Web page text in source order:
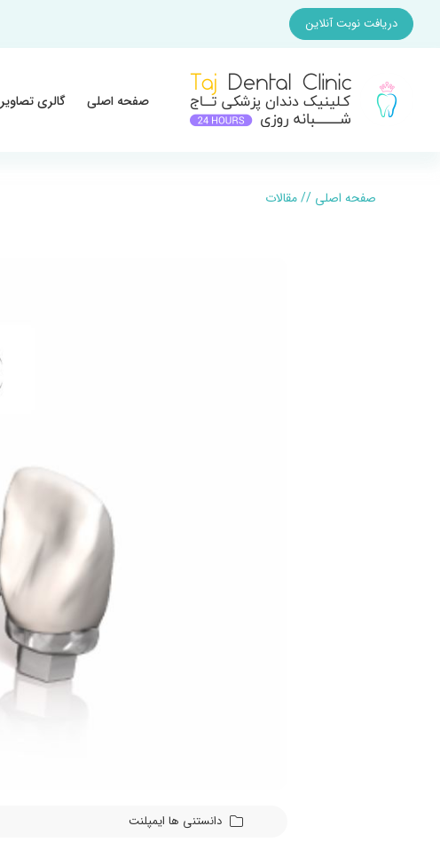
دریافت نوبت آنلاین
صفحه اصلی گالری تصاویر
صفحه اصلی //مقالات
دانستنی ها ایمپلنت